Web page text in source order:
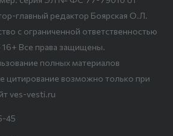
главный редактор Боярская О.Л.
с ограниченной ответственностью
16+ Все права защищены.
полных материалов
цитирование возможно только при
ves-vesti.ru
45